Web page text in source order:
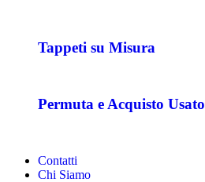
Tappeti su Misura
Permuta e Acquisto Usato
Contatti
Chi Siamo